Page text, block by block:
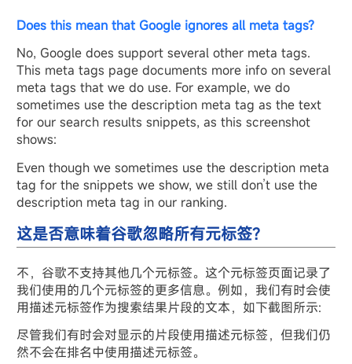
Does this mean that Google ignores all meta tags?
No, Google does support several other meta tags.
This meta tags page documents more info on several
meta tags that we do use. For example, we do
sometimes use the description meta tag as the text
for our search results snippets, as this screenshot
shows:
Even though we sometimes use the description meta
tag for the snippets we show, we still don’t use the
description meta tag in our ranking.
这是否意味着谷歌忽略所有元标签?
不，谷歌不支持其他几个元标签。这个元标签页面记录了
我们使用的几个元标签的更多信息。例如，我们有时会使
用描述元标签作为搜索结果片段的文本，如下截图所示:
尽管我们有时会对显示的片段使用描述元标签，但我们仍
然不会在排名中使用描述元标签。